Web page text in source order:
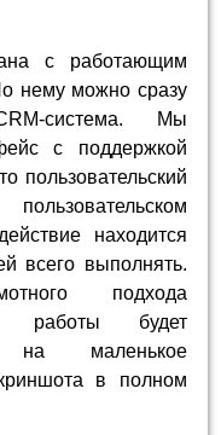
с работающим
нему можно сразу
система. Мы
с поддержкой
пользовательский
находится
всего выполнять.
подхода
работы будет
на маленькое
в полном